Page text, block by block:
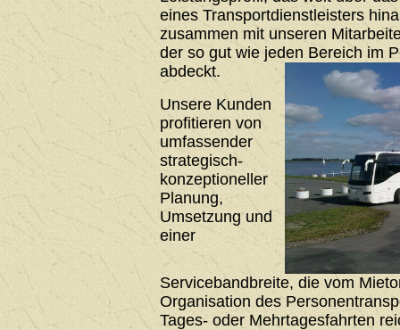
eines Transportdienstleisters
zusammen mit unseren
der so gut wie jeden Bereich im
abdeckt.
Unsere Kunden
profitieren von
umfassender
strategisch-
konzeptioneller
Planung,
Umsetzung und
einer
Servicebandbreite, die vom
Organisation des
Tages- oder Mehrtagesfahrten